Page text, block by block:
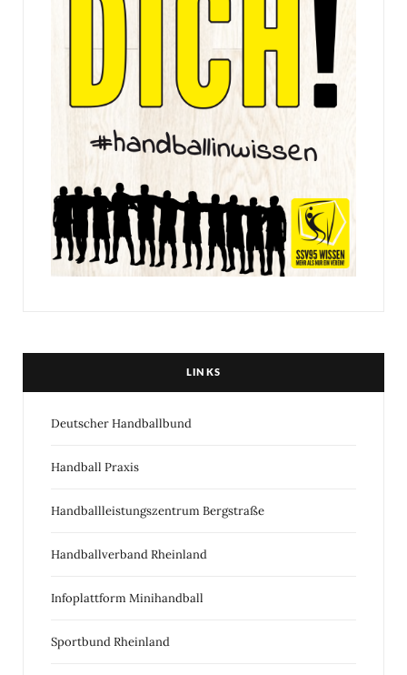
LINKS
Deutscher Handballbund
Handball Praxis
Handballleistungszentrum Bergstraße
Handballverband Rheinland
Infoplattform Minihandball
Sportbund Rheinland